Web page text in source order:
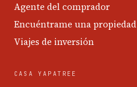
Agente del comprador
Encuéntrame una propiedad
Viajes de inversión
CASA YAPATREE